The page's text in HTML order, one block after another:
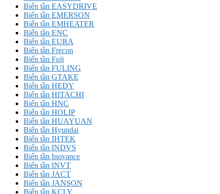
Biến tần EASYDRIVE
Biến tần EMERSON
Biến tần EMHEATER
Biến tần ENC
Biến tần EURA
Biến tần Frecon
Biến tần Fuji
Biến tần FULING
Biến tần GTAKE
Biến tần HEDY
Biến tần HITACHI
Biến tần HNC
Biến tần HOLIP
Biến tần HUAYUAN
Biến tần Hyundai
Biến tần IHTEK
Biến tần INDVS
Biến tần Inovance
Biến tần INVT
Biến tần JACT
Biến tần JANSON
Biến tần KCLY